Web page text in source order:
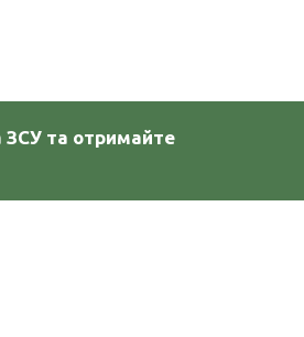
ЗСУ та отримайте